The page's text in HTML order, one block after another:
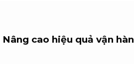
Nâng cao hiệu quả vận